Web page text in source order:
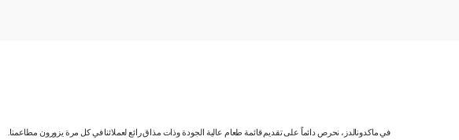
في ماكدونالدز، نحرص دائماً على تقديم قائمة طعام عالية الجودة وذات مذاق رائع لعملائنا في كل مرة يزورون مطاعمنا.